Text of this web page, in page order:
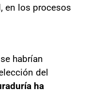
en los procesos
habrían
del
ha